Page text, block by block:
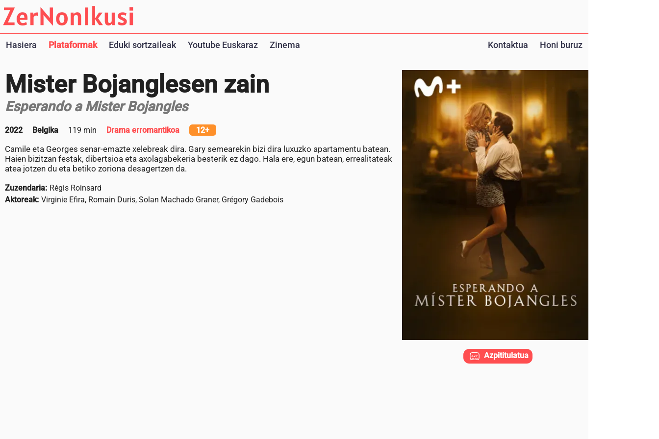
Hasiera Plataformak Eduki sortzaileak Youtube Euskaraz Zinema Kontaktua Honi buruz
Mister Bojanglesen zain
Esperando a Mister Bojangles
2022 Belgika 119 min Drama erromantikoa 12+
Camile eta Georges senar-emazte xelebreak dira. Gary semearekin bizi dira luxuzko apartamentu batean.
Haien bizitzan festak, dibertsioa eta axolagabekeria besterik ez dago. Hala ere, egun batean, errealitateak
atea jotzen du eta betiko zoriona desagertzen da.
Zuzendaria: Régis Roinsard
Aktoreak: Virginie Efira, Romain Duris, Solan Machado Graner, Grégory Gadebois
Azpititulatua